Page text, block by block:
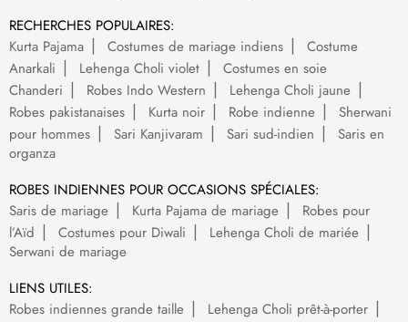
RECHERCHES POPULAIRES:
Kurta Pajama
Costumes de mariage indiens
Costume
Anarkali
Lehenga Choli violet
Costumes en soie
Chanderi
Robes Indo Western
Lehenga Choli jaune
Robes pakistanaises
Kurta noir Robe indienne
Sherwani
pour hommes
Sari Kanjivaram Sari sud-indien
Saris en
organza
ROBES INDIENNES POUR OCCASIONS SPÉCIALES:
Saris de mariage
Kurta Pajama de mariage
Robes pour
l’Aïd
Costumes pour Diwali
Lehenga Choli de mariée
Serwani de mariage
LIENS UTILES:
Robes indiennes grande taille
Lehenga Choli prêt-à-porter